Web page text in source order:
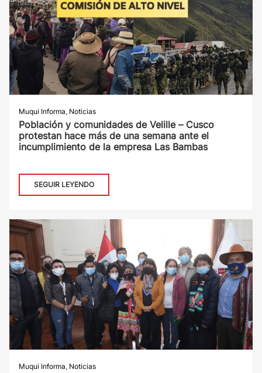
Muqui Informa, Noticias
Población y comunidades de Velille – Cusco
protestan hace más de una semana ante el
incumplimiento de la empresa Las Bambas
SEGUIR LEYENDO
Muqui Informa, Noticias